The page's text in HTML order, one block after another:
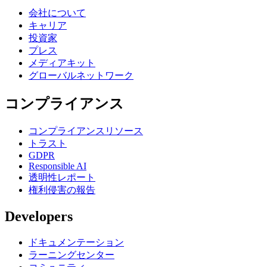
会社について
キャリア
投資家
プレス
メディアキット
グローバルネットワーク
コンプライアンス
コンプライアンスリソース
トラスト
GDPR
Responsible AI
透明性レポート
権利侵害の報告
Developers
ドキュメンテーション
ラーニングセンター